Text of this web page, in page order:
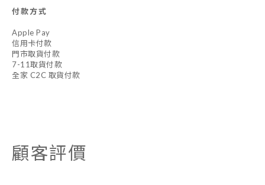
付款方式
Apple Pay
信用卡付款
門市取貨付款
7-11取貨付款
全家 C2C 取貨付款
顧客評價